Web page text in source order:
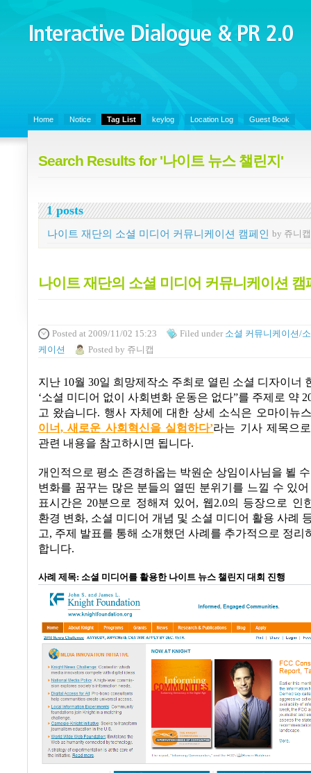
Interactive Dialogue &
PR 2.0
Home Notice Tag List keylog Location Log Guest Book
Search Results for '나이트 뉴스 챌린지'
1 posts
나이트 재단의 소셜 미디어 커뮤니케이션 캠페인 by 쥬니캡
나이트 재단의 소셜 미디어 커뮤니케이션 캠
Posted at 2009/11/02 15:23 Filed under 소셜 커뮤니케이션/
케이션
Posted by 쥬니캡
지난 10월 30일 희망제작소 주최로 열린 소셜 디자이너
‘소셜 미디어 없이 사회변화 운동은 없다”를 주제로 약
고 왔습니다. 행사 자체에 대한 상세 소식은 오마이뉴
이너,새 로운 사회 혁신을 실험하다’라는 기사 제목으
관련 내용을 참고하시면 됩니다.
개인적으로 평소 존경하옵는 박원순 상임이사님을 뵐
변화를 꿈꾸는 많은 분들의 열띤 분위기를 느낄 수 있
표시간은 20분으로 정해져 있어 , 웹2.0의 등장으로 인
환경 변화, 소셜 미디어 개념 및 소셜 미디어 활용 사례
고, 주제 발표를 통해 소개했던 사례를 추가적으로 정리
합니다.
사례 제목: 소셜 미디어를 활용한 나이트 뉴스 챌린지 대회 진행